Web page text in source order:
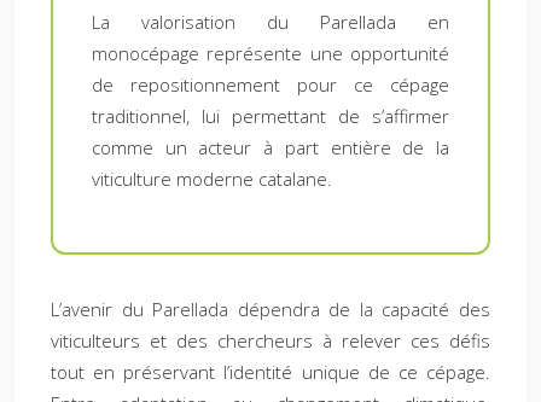
La valorisation du Parellada en
monocépage représente une opportunité
de repositionnement pour ce cépage
traditionnel, lui permettant de s’affirmer
comme un acteur à part entière de la
viticulture moderne catalane.
L’avenir du Parellada dépendra de la capacité des
viticulteurs et des chercheurs à relever ces défis
tout en préservant l’identité unique de ce cépage.